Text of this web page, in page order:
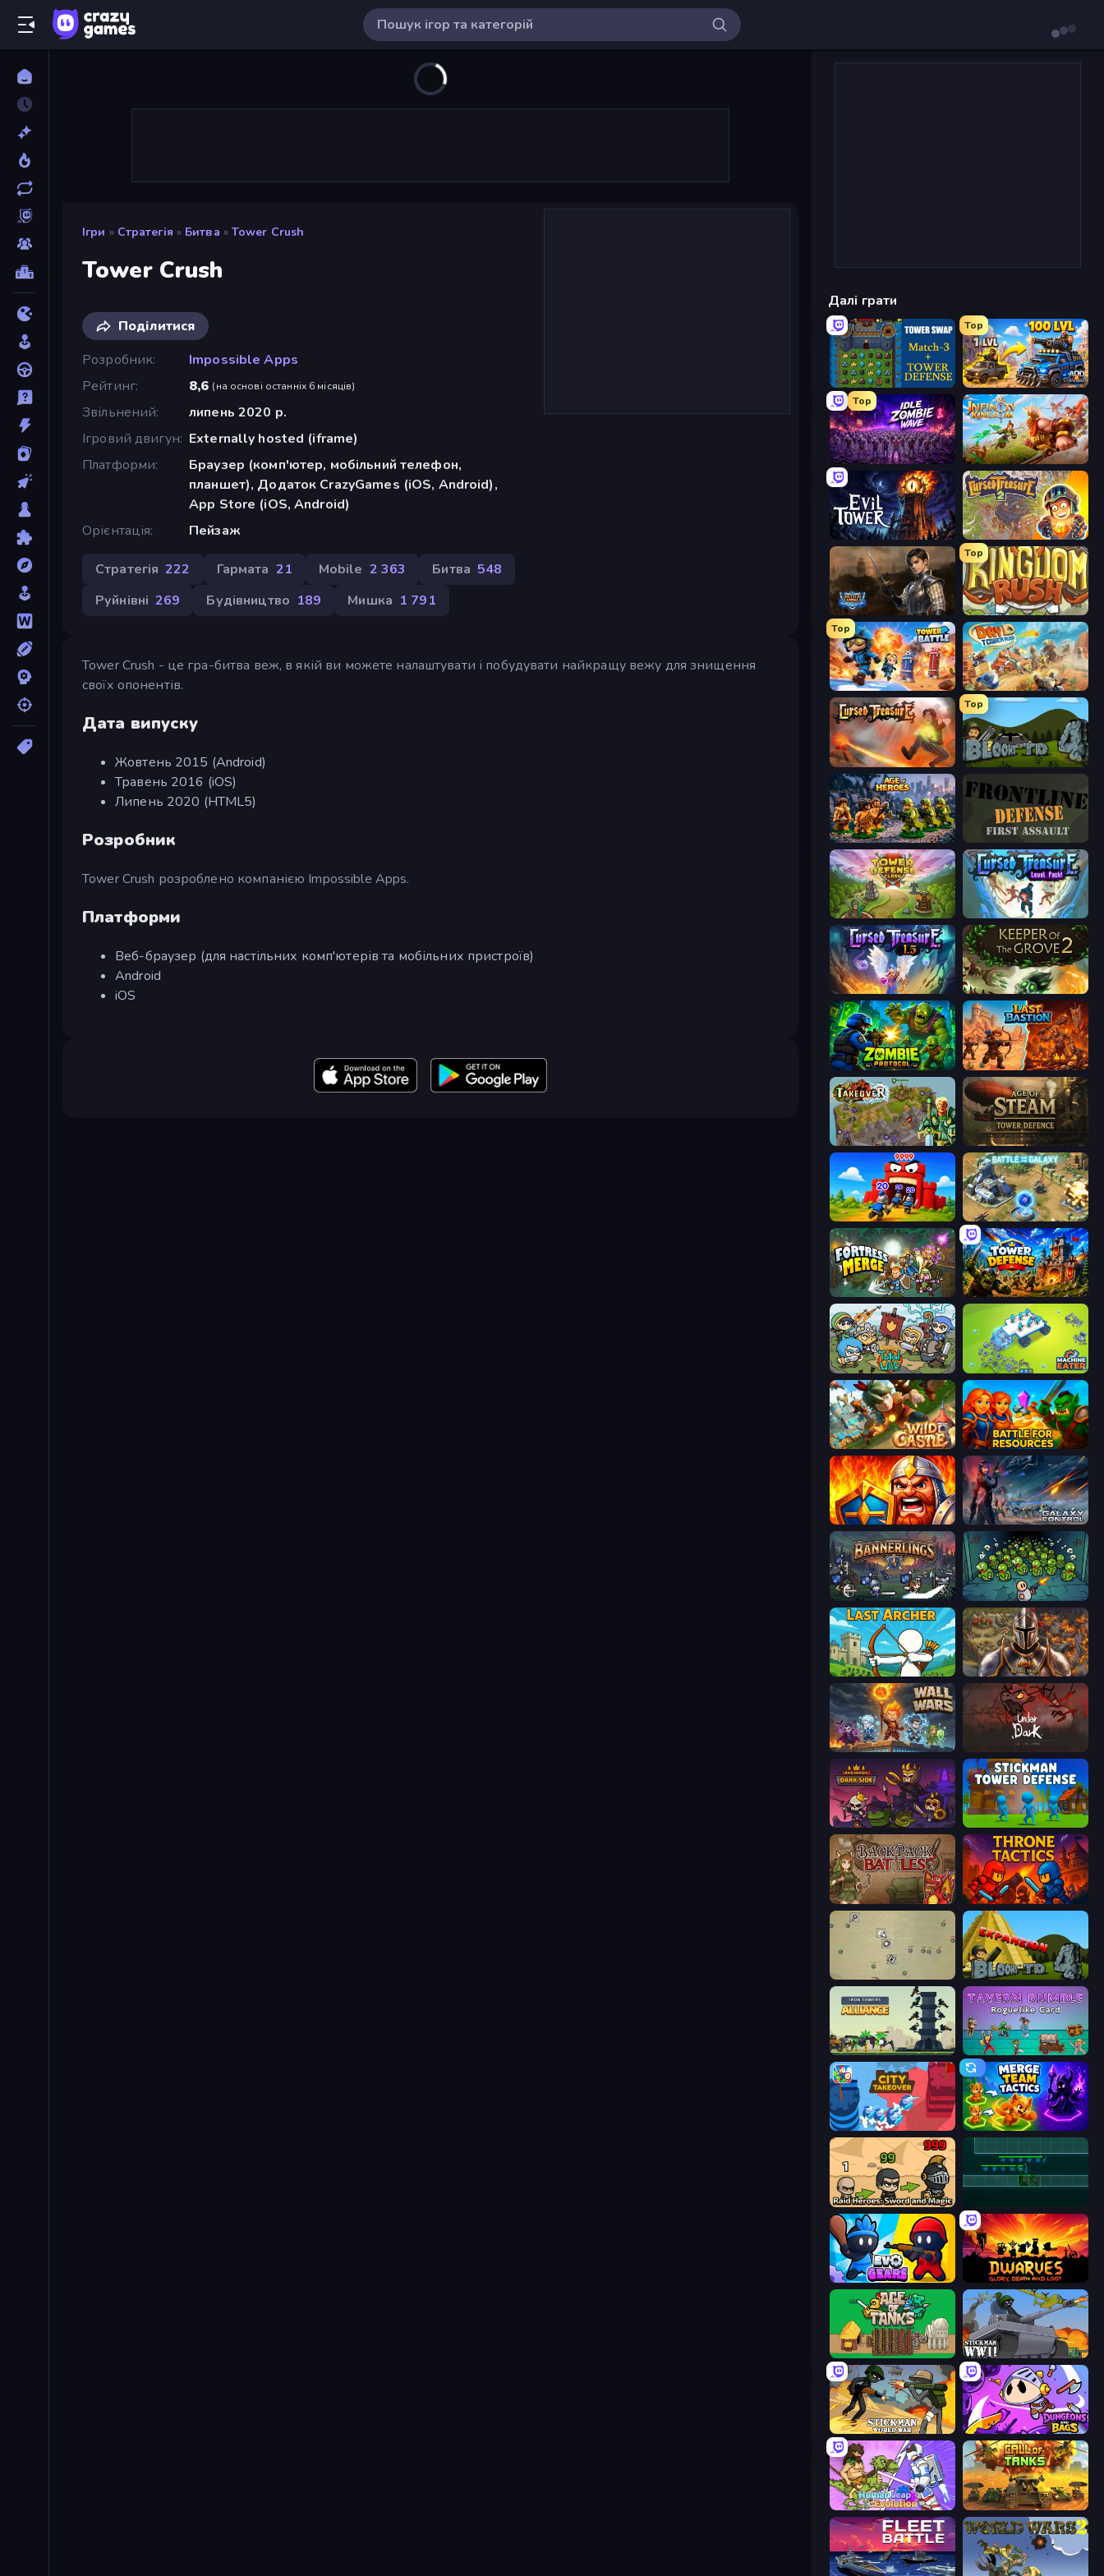
Ігри » Стратегія » Битва » Tower Crush
Tower Crush
Поділитися
Розробник
Impossible Apps
Рейтинг
8,6 (на основі останніх 6 місяців)
Звільнений
липень 2020 р.
Ігровий двигун Externally hosted (iframe)
Платформи
Браузер (комп'ютер, мобільний телефон,
планшет), Додаток CrazyGames (iOS, Android),
App Store (iOS, Android)
Орієнтація
Пейзаж
Стратегія 222 Гармата 21 Mobile 2 363 Битва 548
Руйнівні 269 Будівництво 189 Мишка 1 791
Tower Crush - це гра-битва веж, в якій ви можете налаштувати і побудувати найкращу вежу для знищення
своїх опонентів.
Дата випуску
Жовтень 2015 (Android)
Травень 2016 (iOS)
Липень 2020 (HTML5)
Розробник
Tower Crush розроблено компанією Impossible Apps.
Платформи
Веб-браузер (для настільних комп'ютерів та мобільних пристроїв)
Android
iOS
Далі грати
Tower Swap
Top
AOD - Art Of Defense
Top
Idle Zombie Wave: Survivors Infinity Kingdom
Evil Tower Cursed Treasure 2
Battle Arena
Top
Kingdom Rush
Top
Tower Battle Day D Tower Rush
Cursed Treasure
Top
Bloons Tower Defense 4
Age of Heroes Frontline Defense
Tower Defense Clash Cursed Treasure Level Pack
Cursed Treasure 1.5 Keeper of the Grove 2
Zombie Protocol Last Bastion
Takeover
TimeWarriors Battle for the Galaxy
Fortress Merge Tower Defense
Raid Heroes: Total War Machine Eater
Wild Castle TD: Grow Empire Battle for Resources
WarLink: Crown & Clash Galaxy Control: 3D Strategy
Bannerlings Base Defence
Last Archer Khan Wars
Wall Wars UnderDark: Defense
Raid Heroes: Dark Side
Backpack Battles Throne Tactics
Desktop Tower Defense Bloons Tower Defense 4 Expansion
Iron Towers Alliance Tavern Rumble: Roguelike Card
City Takeover Merge Team Tactics
Raid Heroes: Sword and Magic
Evo Gears
Age of Tanks Warriors: TD War Stickman WW2
Stickman World War Dungeons and Bags
Human Leap: Evolution Call of Tanks